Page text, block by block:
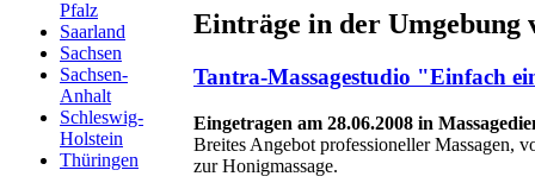
Pfalz
Saarland
Sachsen
Sachsen-
Anhalt
Schleswig-
Holstein
Thüringen
Einträge in der Umgebung
Tantra-Massagestudio "Einfach
Eingetragen am 28.06.2008 in
Breites Angebot professioneller Massagen,
zur Honigmassage.